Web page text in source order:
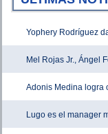
Yophery Rodríguez
Mel Rojas Jr., Ángel
Adonis Medina logra
Lugo es el manager